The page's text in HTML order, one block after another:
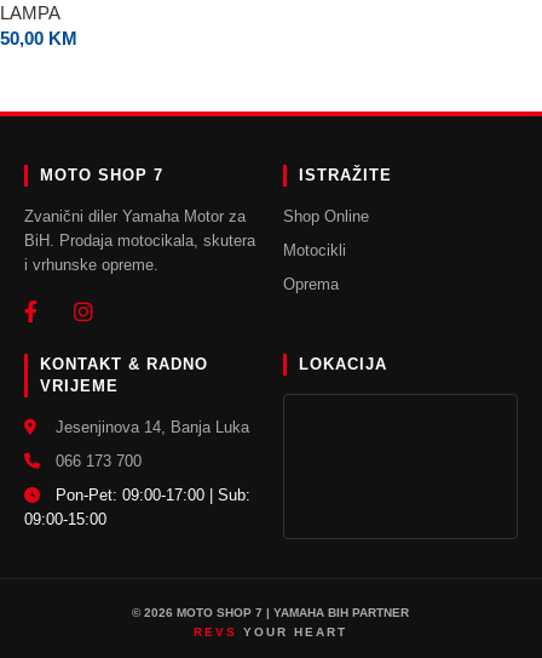
LAMPA
50,00 KM
MOTO SHOP 7
Zvanični diler Yamaha Motor za
BiH. Prodaja motocikala, skutera
i vrhunske opreme.
ISTRAŽITE
Shop Online
Motocikli
Oprema
KONTAKT & RADNO
VRIJEME
Jesenjinova 14, Banja Luka
066 173 700
Pon-Pet: 09:00-17:00 | Sub:
09:00-15:00
LOKACIJA
© 2026 MOTO SHOP 7 | YAMAHA BIH PARTNER
REVS
YOUR HEART